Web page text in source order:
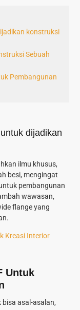
konstruksi
Sebuah
Pembangunan
dijadikan
ilmu khusus,
besi, mengingat
pembangunan
wawasan,
flange yang
Kreasi Interior
Untuk
asal-asalan,